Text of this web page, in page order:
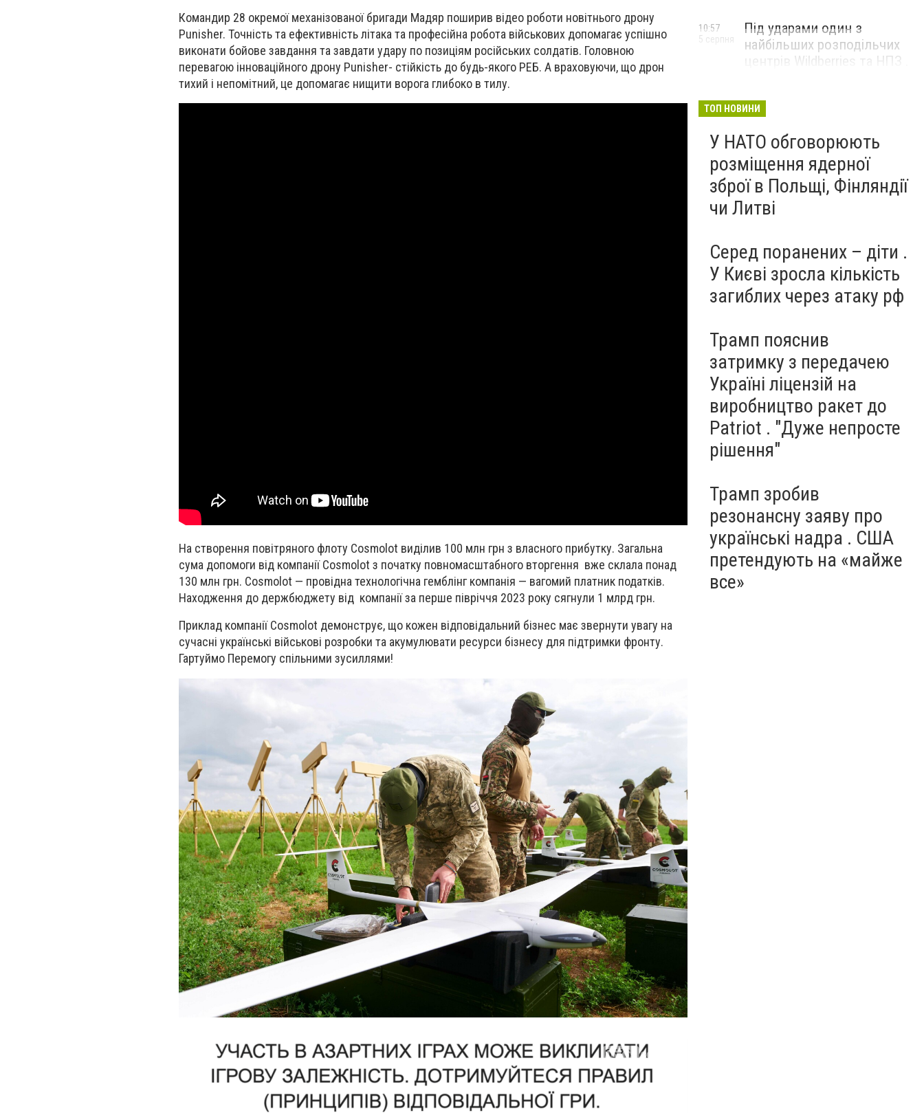
Командир 28 окремої механізованої бригади Мадяр поширив відео роботи новітнього дрону
Punisher. Точність та ефективність літака та професійна робота військових допомагає успішно
виконати бойове завдання та завдати удару по позиціям російських солдатів. Головною
перевагою інноваційного дрону Punisher- стійкість до будь-якого РЕБ. А враховуючи, що дрон
тихий і непомітний, це допомагає нищити ворога глибоко в тилу.
На створення повітряного флоту Cosmolot виділив 100 млн грн з власного прибутку. Загальна
сума допомоги від компанії Cosmolot з початку повномасштабного вторгення вже склала понад
130 млн грн. Cosmolot — провідна технологічна гемблінг компанія — вагомий платник податків.
Находження до держбюджету від компанії за перше півріччя 2023 року сягнули 1 млрд грн.
Приклад компанії Cosmolot демонструє, що кожен відповідальний бізнес має звернути увагу на
сучасні українські військові розробки та акумулювати ресурси бізнесу для підтримки фронту.
Гартуймо Перемогу спільними зусиллями!
Під ударами один з
найбільших розподільчих
центрів Wildberries та НПЗ .
10:57
5 серпня
ТОП НОВИНИ
У НАТО обговорюють
розміщення ядерної
зброї в Польщі, Фінляндії
чи Литві
Серед поранених – діти .
У Києві зросла кількість
загиблих через атаку рф
Трамп пояснив
затримку з передачею
Україні ліцензій на
виробництво ракет до
Patriot . "Дуже непросте
рішення"
Трамп зробив
резонансну заяву про
українські надра . США
претендують на «майже
все»